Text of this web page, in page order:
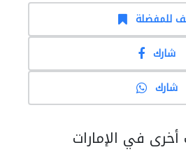
للمفضلة
شارك
شارك
في الإمارات